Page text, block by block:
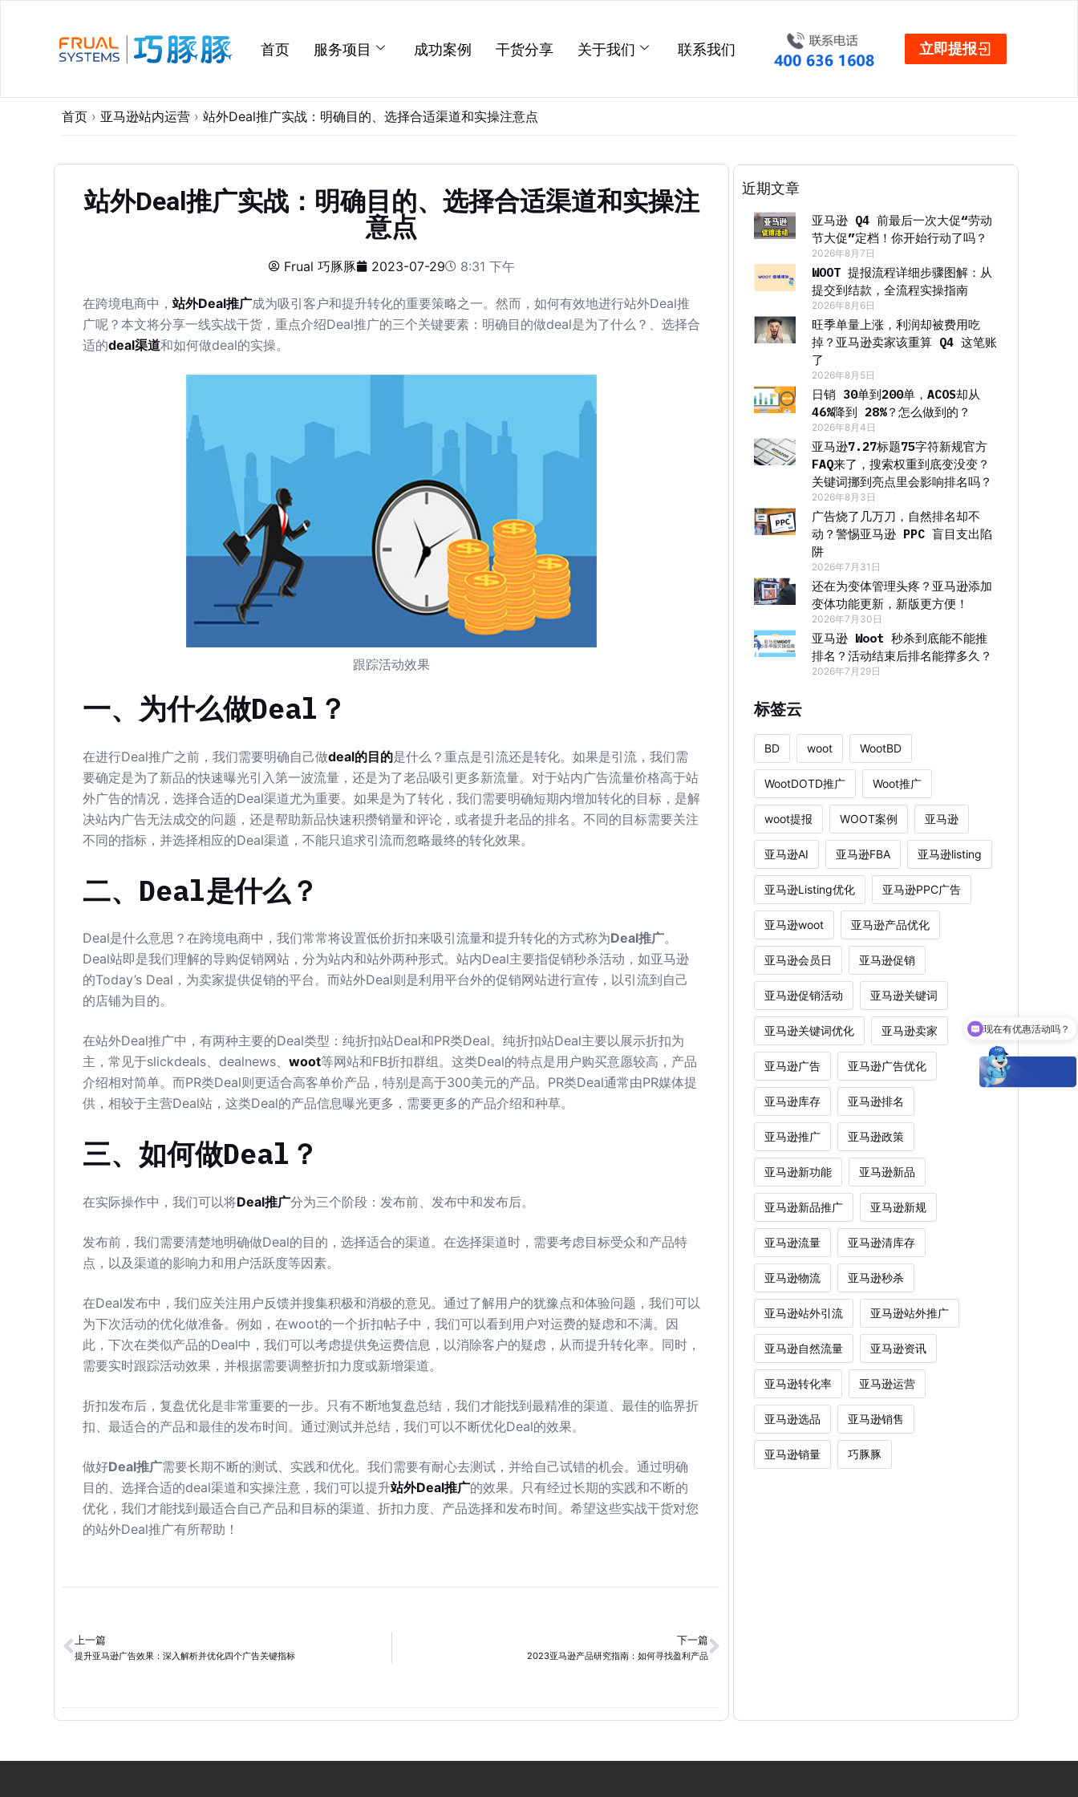
首页 服务项目 成功案例 干货分享 关于我们 联系我们 立即提报
首页 › 亚马逊站内运营 › 站外Deal推广实战：明确目的、选择合适渠道和实操注意点
站外Deal推广实战：明确目的、选择合适渠道和实操注
意点
Frual 巧豚豚 2023-07-29 8:31 下午
在跨境电商中，站外Deal推广成为吸引客户和提升转化的重要策略之一。然而，如何有效地进行站外Deal推
广呢？本文将分享一线实战干货，重点介绍Deal推广的三个关键要素：明确目的做deal是为了什么？、选择合
适的deal渠道和如何做deal的实操。
跟踪活动效果
一、为什么做Deal？
在进行Deal推广之前，我们需要明确自己做deal的目的是什么？重点是引流还是转化。如果是引流，我们需
要确定是为了新品的快速曝光引入第一波流量，还是为了老品吸引更多新流量。对于站内广告流量价格高于站
外广告的情况，选择合适的Deal渠道尤为重要。如果是为了转化，我们需要明确短期内增加转化的目标，是解
决站内广告无法成交的问题，还是帮助新品快速积攒销量和评论，或者提升老品的排名。不同的目标需要关注
不同的指标，并选择相应的Deal渠道，不能只追求引流而忽略最终的转化效果。
二、Deal是什么？
Deal是什么意思？在跨境电商中，我们常常将设置低价折扣来吸引流量和提升转化的方式称为Deal推广。
Deal站即是我们理解的导购促销网站，分为站内和站外两种形式。站内Deal主要指促销秒杀活动，如亚马逊
的Today’s Deal，为卖家提供促销的平台。而站外Deal则是利用平台外的促销网站进行宣传，以引流到自己
的店铺为目的。
在站外Deal推广中，有两种主要的Deal类型：纯折扣站Deal和PR类Deal。纯折扣站Deal主要以展示折扣为
主，常见于slickdeals、dealnews、 woot等网站和FB折扣群组。这类Deal的特点是用户购买意愿较高，产品
介绍相对简单。而PR类Deal则更适合高客单价产品，特别是高于300美元的产品。PR类Deal通常由PR媒体提
供，相较于主营Deal站，这类Deal的产品信息曝光更多，需要更多的产品介绍和种草。
三、如何做Deal？
在实际操作中，我们可以将Deal推广分为三个阶段：发布前、发布中和发布后。
发布前，我们需要清楚地明确做Deal的目的，选择适合的渠道。在选择渠道时，需要考虑目标受众和产品特
点，以及渠道的影响力和用户活跃度等因素。
在Deal发布中，我们应关注用户反馈并搜集积极和消极的意见。通过了解用户的犹豫点和体验问题，我们可以
为下次活动的优化做准备。例如，在woot的一个折扣帖子中，我们可以看到用户对运费的疑虑和不满。因
此，下次在类似产品的Deal中，我们可以考虑提供免运费信息，以消除客户的疑虑，从而提升转化率。同时，
需要实时跟踪活动效果，并根据需要调整折扣力度或新增渠道。
折扣发布后，复盘优化是非常重要的一步。只有不断地复盘总结，我们才能找到最精准的渠道、最佳的临界折
扣、最适合的产品和最佳的发布时间。通过测试并总结，我们可以不断优化Deal的效果。
做好Deal推广需要长期不断的测试、实践和优化。我们需要有耐心去测试，并给自己试错的机会。通过明确
目的、选择合适的deal渠道和实操注意，我们可以提升站外Deal推广的效果。只有经过长期的实践和不断的
优化，我们才能找到最适合自己产品和目标的渠道、折扣力度、产品选择和发布时间。希望这些实战干货对您
的站外Deal推广有所帮助！
上一篇
提升亚马逊广告效果：深入解析并优化四个广告关键指标
下一篇
2023亚马逊产品研究指南：如何寻找盈利产品
近期文章
亚马逊 Q4 前最后一次大促“劳动
节大促”定档！你开始行动了吗？
2026年8月7日
WOOT 提报流程详细步骤图解：从
提交到结款，全流程实操指南
2026年8月6日
旺季单量上涨，利润却被费用吃
掉？亚马逊卖家该重算 Q4 这笔账
了
2026年8月5日
日销 30单到200单，ACOS却从
46%降到 28%？怎么做到的？
2026年8月4日
亚马逊7.27标题75字符新规官方
FAQ来了，搜索权重到底变没变？
关键词挪到亮点里会影响排名吗？
2026年8月3日
广告烧了几万刀，自然排名却不
动？警惕亚马逊 PPC 盲目支出陷
阱
2026年7月31日
还在为变体管理头疼？亚马逊添加
变体功能更新，新版更方便！
2026年7月30日
亚马逊 Woot 秒杀到底能不能推
排名？活动结束后排名能撑多久？
2026年7月29日
标签云
BD woot WootBD
WootDOTD推广 Woot推广
woot提报 WOOT案例 亚马逊
亚马逊AI 亚马逊FBA 亚马逊listing
亚马逊Listing优化 亚马逊PPC广告
亚马逊woot 亚马逊产品优化
亚马逊会员日 亚马逊促销
亚马逊促销活动 亚马逊关键词
亚马逊关键词优化 亚马逊卖家
亚马逊广告 亚马逊广告优化
亚马逊库存 亚马逊排名
亚马逊推广 亚马逊政策
亚马逊新功能 亚马逊新品
亚马逊新品推广 亚马逊新规
亚马逊流量 亚马逊清库存
亚马逊物流 亚马逊秒杀
亚马逊站外引流 亚马逊站外推广
亚马逊自然流量 亚马逊资讯
亚马逊转化率 亚马逊运营
亚马逊选品 亚马逊销售
亚马逊销量 巧豚豚
Woot能为卖家解决什么痛点？
现在有优惠活动吗？